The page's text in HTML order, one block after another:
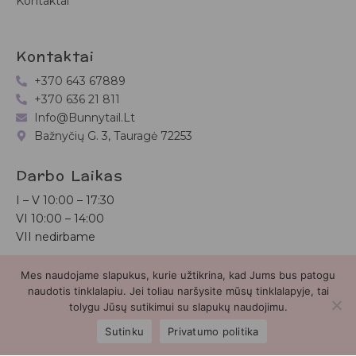
Kontaktai
+370 643 67889
+370 636 21 811
Info@bunnytail.lt
Bažnyčių G. 3, Tauragė 72253
Darbo Laikas
I – V 10:00 – 17:30
VI 10:00 – 14:00
VII nedirbame
Bunnytail.lt| Copyright 2026 | Svetainė sukurtaMyra.lt
Mes naudojame slapukus, kurie užtikrina, kad Jums bus patogu
naudotis tinklalapiu. Jei toliau naršysite mūsų tinklalapyje, tai
tolygu Jūsų sutikimui su slapukų naudojimu.
Sutinku
Privatumo politika